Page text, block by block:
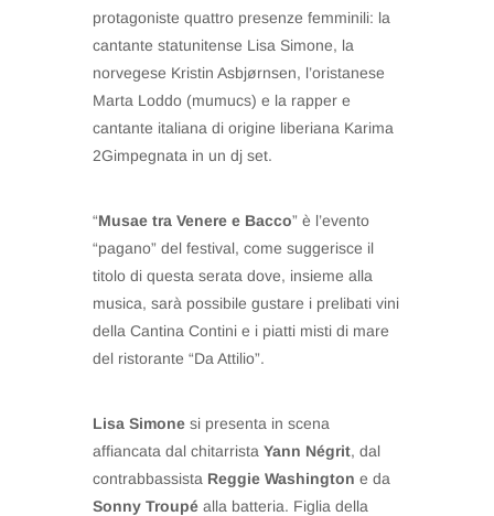
protagoniste quattro presenze femminili: la
cantante statunitense Lisa Simone, la
norvegese Kristin Asbjørnsen, l’oristanese
Marta Loddo (mumucs) e la rapper e
cantante italiana di origine liberiana Karima
2Gimpegnata in un dj set.
“Musae tra Venere e Bacco” è l’evento
“pagano” del festival, come suggerisce il
titolo di questa serata dove, insieme alla
musica, sarà possibile gustare i prelibati vini
della Cantina Contini e i piatti misti di mare
del ristorante “Da Attilio”.
Lisa Simone si presenta in scena
affiancata dal chitarrista Yann Négrit, dal
contrabbassista Reggie Washington e da
Sonny Troupé alla batteria. Figlia della